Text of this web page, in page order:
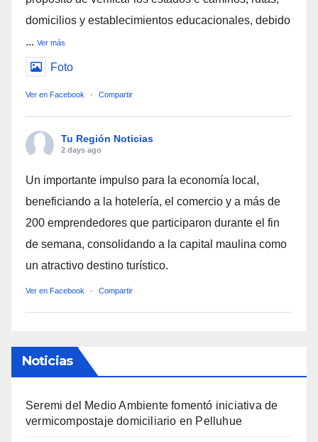
domicilios y establecimientos educacionales, debido
... Ver más
Foto
Ver en Facebook · Compartir
Tu Región Noticias
2 days ago
Un importante impulso para la economía local,
beneficiando a la hotelería, el comercio y a más de
200 emprendedores que participaron durante el fin
de semana, consolidando a la capital maulina como
un atractivo destino turístico.
Ver en Facebook · Compartir
Noticias
Seremi del Medio Ambiente fomentó iniciativa de
vermicompostaje domiciliario en Pelluhue